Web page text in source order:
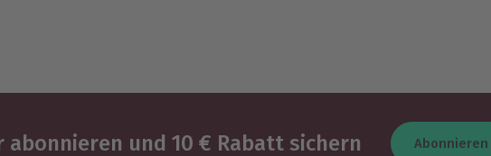
abonnieren und 10 € Rabatt sichern Abonnieren